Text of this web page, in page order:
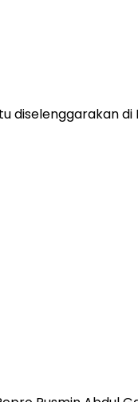
diselenggarakan di